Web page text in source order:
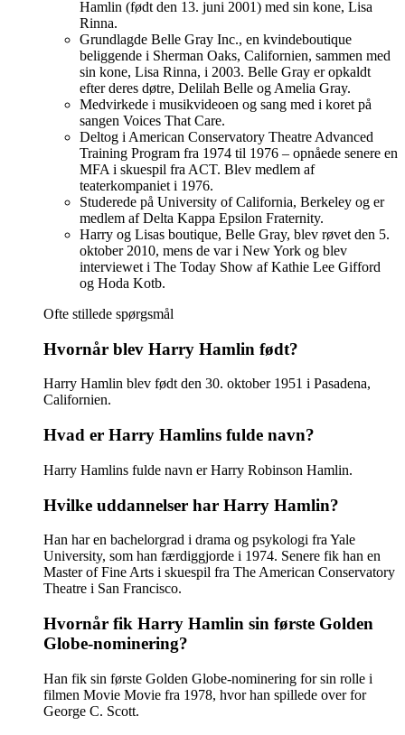
Hamlin (født den 13. juni 2001) med sin kone, Lisa
Rinna.
Grundlagde Belle Gray Inc., en kvindeboutique
beliggende i Sherman Oaks, Californien, sammen med
sin kone, Lisa Rinna, i 2003. Belle Gray er opkaldt
efter deres døtre, Delilah Belle og Amelia Gray.
Medvirkede i musikvideoen og sang med i koret på
sangen Voices That Care.
Deltog i American Conservatory Theatre Advanced
Training Program fra 1974 til 1976 – opnåede senere en
MFA i skuespil fra ACT. Blev medlem af
teaterkompaniet i 1976.
Studerede på University of California, Berkeley og er
medlem af Delta Kappa Epsilon Fraternity.
Harry og Lisas boutique, Belle Gray, blev røvet den 5.
oktober 2010, mens de var i New York og blev
interviewet i The Today Show af Kathie Lee Gifford
og Hoda Kotb.
Ofte stillede spørgsmål
Hvornår blev Harry Hamlin født?
Harry Hamlin blev født den 30. oktober 1951 i Pasadena,
Californien.
Hvad er Harry Hamlins fulde navn?
Harry Hamlins fulde navn er Harry Robinson Hamlin.
Hvilke uddannelser har Harry Hamlin?
Han har en bachelorgrad i drama og psykologi fra Yale
University, som han færdiggjorde i 1974. Senere fik han en
Master of Fine Arts i skuespil fra The American Conservatory
Theatre i San Francisco.
Hvornår fik Harry Hamlin sin første Golden
Globe-nominering?
Han fik sin første Golden Globe-nominering for sin rolle i
filmen Movie Movie fra 1978, hvor han spillede over for
George C. Scott.